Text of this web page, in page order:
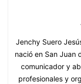
Jenchy Suero
nació en San Juan
comunicador y
profesionales y